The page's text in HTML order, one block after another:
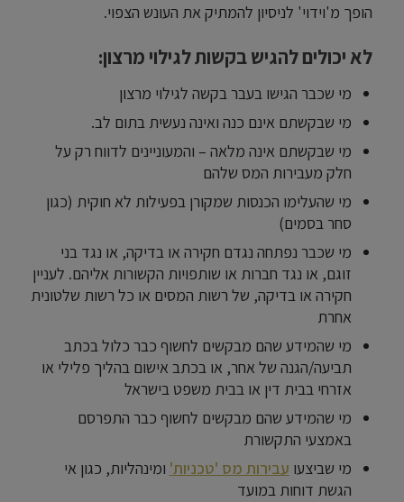
הופך מ'וידוי' לניסיון להמתיק את העונש הצפוי.
לא יכולים להגיש בקשות לגילוי מרצון:
מי שכבר הגישו בעבר בקשה לגילוי מרצון
מי שבקשתם אינם כנה ואינה נעשית בתום לב.
מי שבקשתם אינה מלאה – והמעוניינים לדווח רק על
חלק מעבירות המס שלהם
מי שהעלימו הכנסות שמקורן בפעילות לא חוקית (כגון
סחר בסמים)
מי שכבר נפתחה נגדם חקירה או בדיקה, או נגד בני
זוגם, או נגד חברות או שותפויות הקשורות אליהם. לעניין
חקירה או בדיקה, של רשות המסים או כל רשות שלטונית
אחרת
מי שהמידע שהם מבקשים לחשוף כבר כלול בכתב
תביעה/הגנה של אחר, או בכתב אישום בהליך פלילי או
אזרחי בבית דין או בבית משפט בישראל
מי שהמידע שהם מבקשים לחשוף כבר התפרסם
באמצעי התקשורת
מי שביצעו עבירות מס 'טכניות' ומינהליות, כגון אי
הגשת דוחות במועד